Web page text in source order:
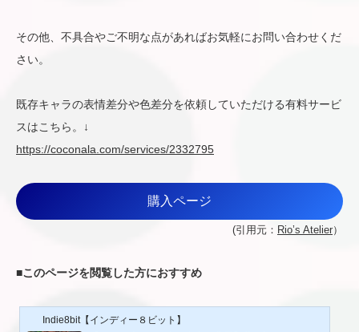
その他、不具合やご不明な点があればお気軽にお問い合わせくだ
さい。
既存キャラの表情差分や色差分を依頼していただける有料サービ
スはこちら。↓
https://coconala.com/services/2332795
購入ページ
(引用元： Rio’s Atelier）
■このページを閲覧した方におすすめ
Indie8bit【インディー８ビット】